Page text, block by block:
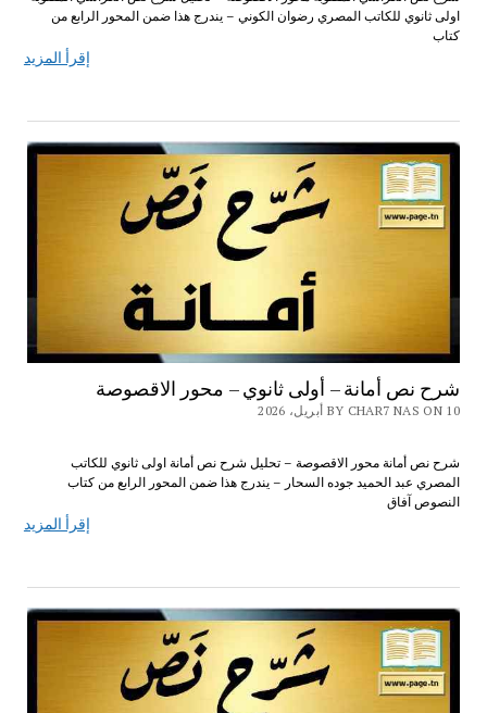
اولى ثانوي للكاتب المصري رضوان الكوني – يندرج هذا ضمن المحور الرابع من
كتاب
إقرأ المزيد
شرح نص أمانة – أولى ثانوي – محور الاقصوصة
BY CHAR7 NAS ON 10 أبريل، 2026
شرح نص أمانة محور الاقصوصة – تحليل شرح نص أمانة اولى ثانوي للكاتب
المصري عبد الحميد جوده السحار – يندرج هذا ضمن المحور الرابع من كتاب
النصوص آفاق
إقرأ المزيد